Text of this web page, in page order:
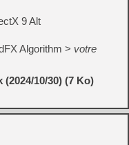
9 Alt
Algorithm > votre
10/30) (7 Ko)